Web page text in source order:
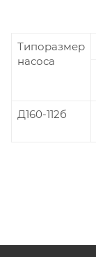
Типоразмер
насоса
Д160-112б